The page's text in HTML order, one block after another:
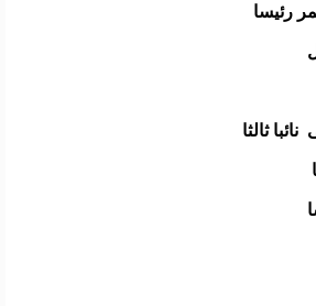
رئيسا
ثالثا